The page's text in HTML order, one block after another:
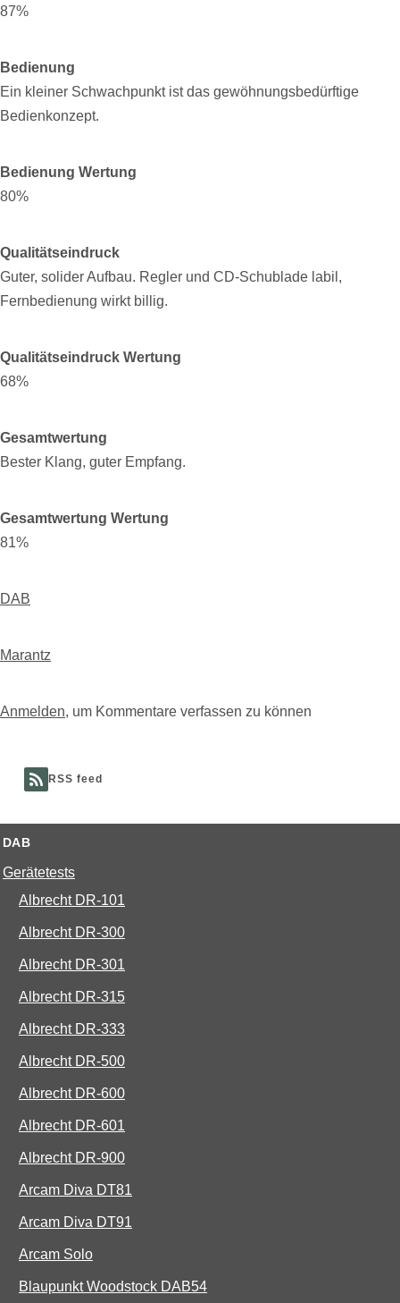
87%
Bedienung
Ein kleiner Schwachpunkt ist das gewöhnungsbedürftige
Bedienkonzept.
Bedienung Wertung
80%
Qualitätseindruck
Guter, solider Aufbau. Regler und CD-Schublade labil,
Fernbedienung wirkt billig.
Qualitätseindruck Wertung
68%
Gesamtwertung
Bester Klang, guter Empfang.
Gesamtwertung Wertung
81%
DAB
Marantz
Anmelden, um Kommentare verfassen zu können
RSS feed
DAB
Gerätetests
Albrecht DR-101
Albrecht DR-300
Albrecht DR-301
Albrecht DR-315
Albrecht DR-333
Albrecht DR-500
Albrecht DR-600
Albrecht DR-601
Albrecht DR-900
Arcam Diva DT81
Arcam Diva DT91
Arcam Solo
Blaupunkt Woodstock DAB54